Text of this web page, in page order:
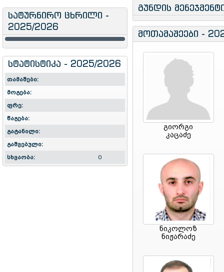
სატურნირო ცხრილი -
2025/2026
სტატისტიკა - 2025/2026
თამაშები:
მოგება:
ფრე:
წაგება:
გატანილი:
გაშვებული:
სხვაობა:
0
გუნდის
მოთამაშეები -
გიორგი
კაცაძე
ნიკოლოზ
ნიჟარაძე